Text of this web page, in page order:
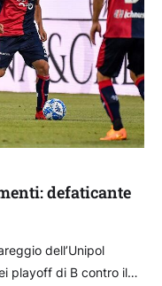
defaticante
dell’Unipol
playoff di B contro il